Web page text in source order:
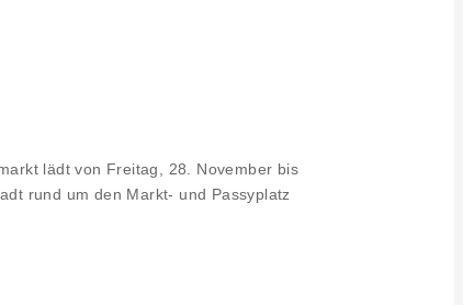
lädt von Freitag, 28. November bis
rund um den Markt- und Passyplatz